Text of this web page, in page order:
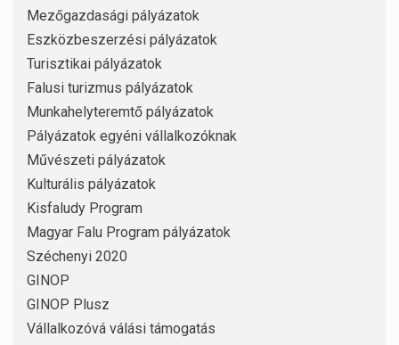
Mezőgazdasági pályázatok
Eszközbeszerzési pályázatok
Turisztikai pályázatok
Falusi turizmus pályázatok
Munkahelyteremtő pályázatok
Pályázatok egyéni vállalkozóknak
Művészeti pályázatok
Kulturális pályázatok
Kisfaludy Program
Magyar Falu Program pályázatok
Széchenyi 2020
GINOP
GINOP Plusz
Vállalkozóvá válási támogatás